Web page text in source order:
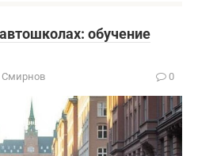
обучение
Смирнов 0